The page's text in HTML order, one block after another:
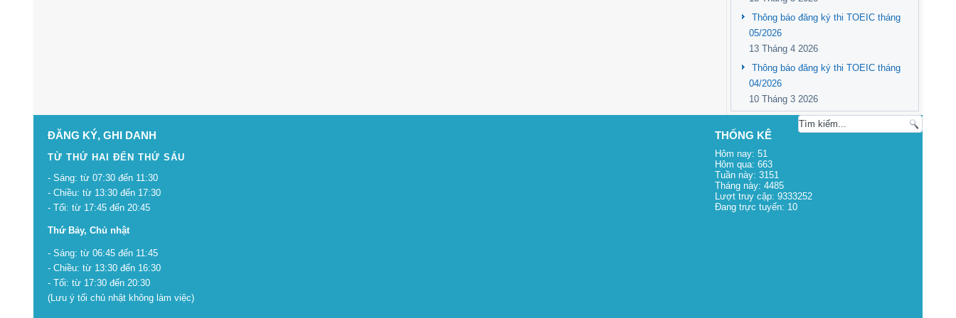
Thông báo đăng ký thi TOEIC tháng
05/2026
13 Tháng 4 2026
Thông báo đăng ký thi TOEIC tháng
04/2026
10 Tháng 3 2026
ĐĂNG KÝ, GHI DANH
TỪ THỨ HAI ĐẾN THỨ SÁU
- Sáng: từ 07:30 đến 11:30
- Chiều: từ 13:30 đến 17:30
- Tối: từ 17:45 đến 20:45
Thứ Bảy, Chủ nhật
- Sáng: từ 06:45 đến 11:45
- Chiều: từ 13:30 đến 16:30
- Tối: từ 17:30 đến 20:30
(Lưu ý tối chủ nhật không làm việc)
THỐNG KÊ
Hôm nay: 51
Hôm qua: 663
Tuần này: 3151
Tháng này: 4485
Lượt truy cập: 9333252
Đang trực tuyến: 10